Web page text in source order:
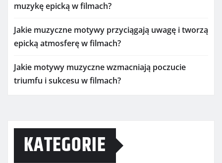
muzykę epicką w filmach?
Jakie muzyczne motywy przyciągają uwagę i tworzą
epicką atmosferę w filmach?
Jakie motywy muzyczne wzmacniają poczucie
triumfu i sukcesu w filmach?
KATEGORIE